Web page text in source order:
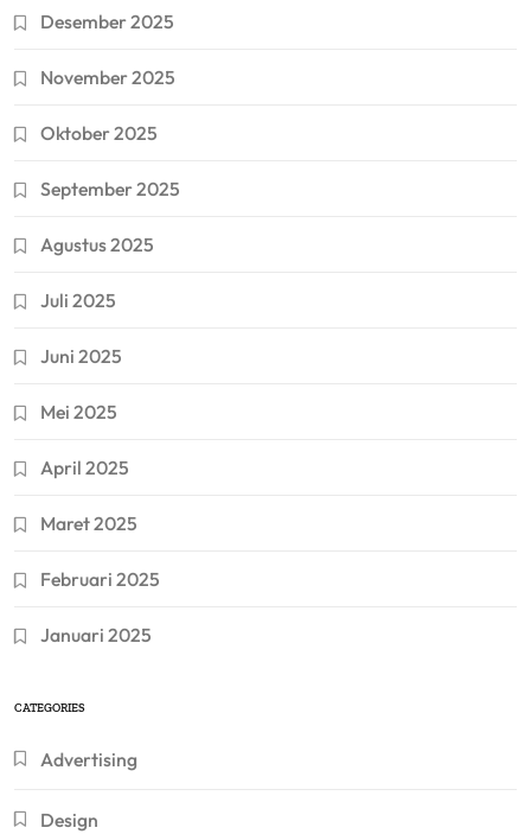
Desember 2025
November 2025
Oktober 2025
September 2025
Agustus 2025
Juli 2025
Juni 2025
Mei 2025
April 2025
Maret 2025
Februari 2025
Januari 2025
CATEGORIES
Advertising
Design